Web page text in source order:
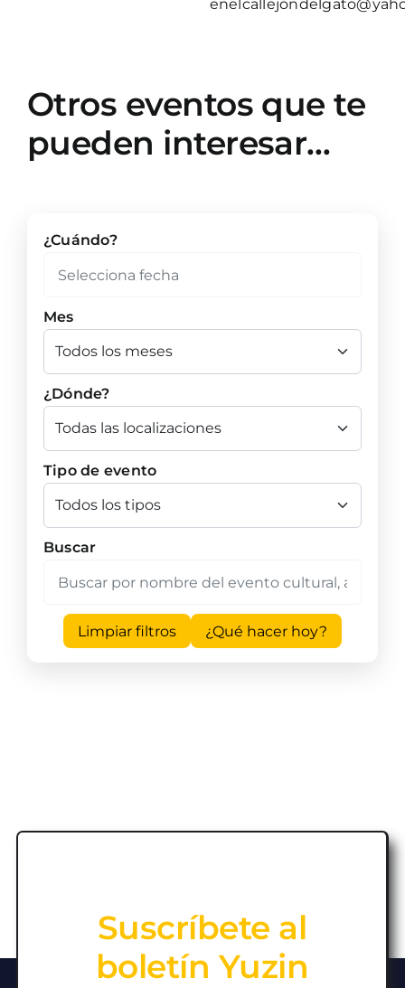
Otros eventos que te
pueden interesar…
¿Cuándo?
Mes
¿Dónde?
Tipo de evento
Buscar
Limpiar filtros ¿Qué hacer hoy?
Suscríbete al
boletín Yuzin